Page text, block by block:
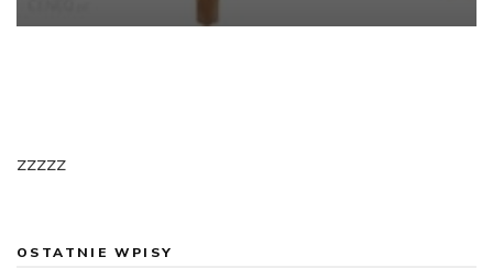
zzzzz
OSTATNIE WPISY